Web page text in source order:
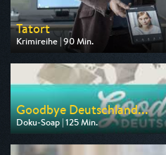
Tatort
Krimireihe | 90 Min.
Ausgestrahlt von ARD
am 09.08.2026, 20:15
Goodbye Deutschland...
Doku-Soap | 125 Min.
Ausgestrahlt von VOX
am 10.08.2026, 20:15